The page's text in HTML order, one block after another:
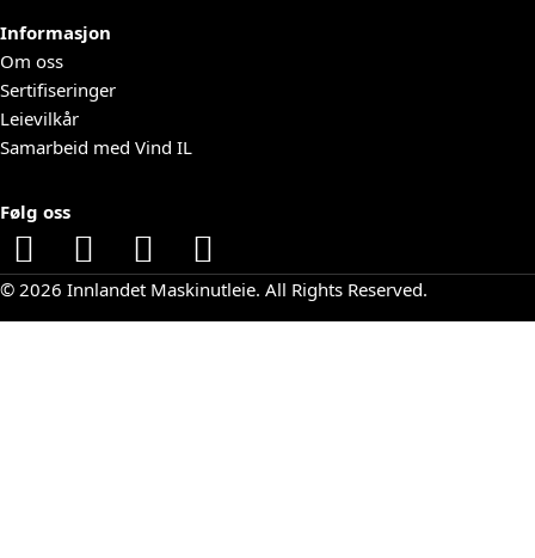
Informasjon
Om oss
Sertifiseringer
Leievilkår
Samarbeid med Vind IL
Følg oss
© 2026 Innlandet Maskinutleie. All Rights Reserved.